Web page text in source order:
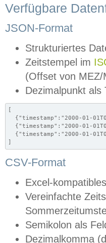
Verfügbare
JSON-Format
Strukturiertes
Zeitstempel im
(Offset von MEZ/
Dezimalpunkt als
[
{"timestamp":"2000-01-
{"timestamp":"2000-01-
{"timestamp":"2000-01-
]
CSV-Format
Excel-
Vereinfachte
Semikolon als
Dezimalkomma